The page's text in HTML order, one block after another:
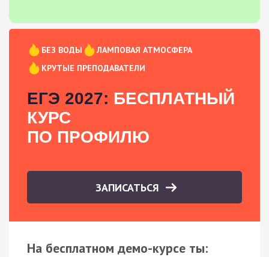
БЕЗ ВОДЫ
ЛАМПОВАЯ АТМОСФЕРА
КРУТЫЕ ПРЕПОДАВАТЕЛИ
ЕГЭ 2027: БЕСПЛАТНЫЙ
КУРС
ПО ПРОФИЛЮ
ЗАПИСАТЬСЯ
На бесплатном демо-курсе ты: